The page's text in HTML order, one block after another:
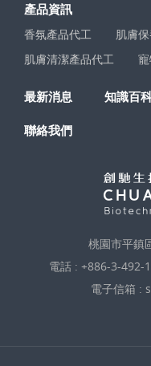
產品資訊
香氛產品代工
肌膚
肌膚清潔產品代工
最新消息 知識百
聯絡我們
桃園市平鎮
電話 : +886-3-492-
電子信箱 :